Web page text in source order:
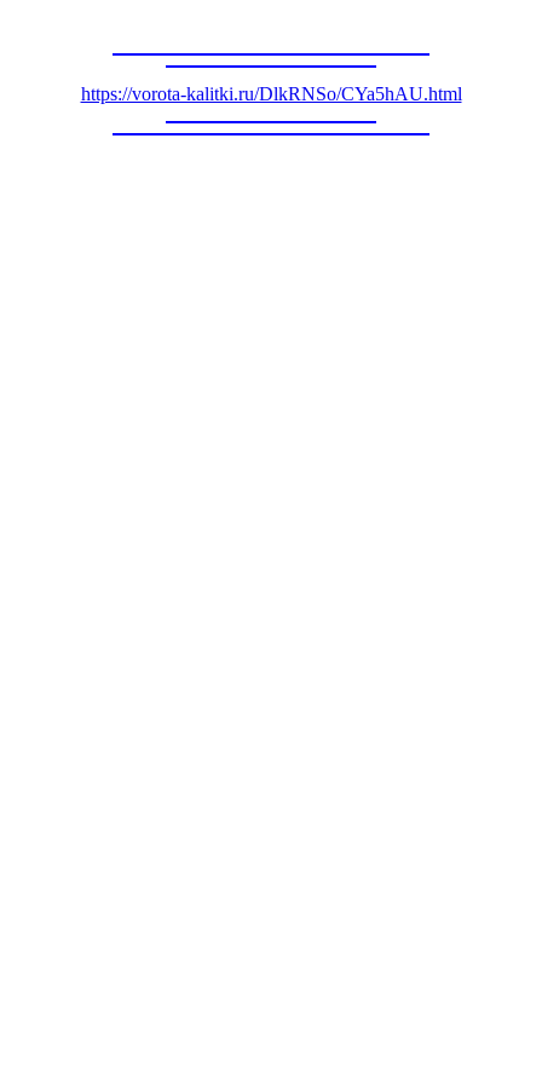
https://vorota-kalitki.ru/DlkRNSo/CYa5hAU.html